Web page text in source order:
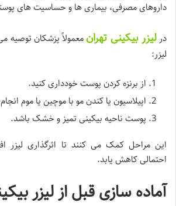
داروهای مصرفی، بیماری ها و حساسیت های
درلیزر بیکینی تهران معمولاً پزشکان توصیه
لیزر:
از برنزه کردن پوست خودداری کنید.
اپیلاسیون یا کندن مو با موچین یا موم
پوست ناحیه بیکینی تمیز و خشک باشد.
این مراحل کمک می کنند تا اثرگذاری لیزر
احتمالی کاهش یابد.
آماده سازی قبل از لیزر